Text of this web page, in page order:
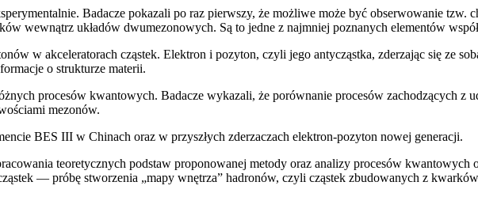
Badacze pokazali po raz pierwszy, że możliwe może być obserwowanie tzw.
wewnątrz układów dwumezonowych. Są to jedne z najmniej poznanych elementów
w akceleratorach cząstek. Elektron i pozyton, czyli jego antycząstka, zderzając się ze
o strukturze materii.
procesów kwantowych. Badacze wykazali, że porównanie procesów zachodzących z
mezonów.
BES III w Chinach oraz w przyszłych zderzaczach elektron-pozyton nowej generacji.
teoretycznych podstaw proponowanej metody oraz analizy procesów kwantowych
— próbę stworzenia „mapy wnętrza” hadronów, czyli cząstek zbudowanych z